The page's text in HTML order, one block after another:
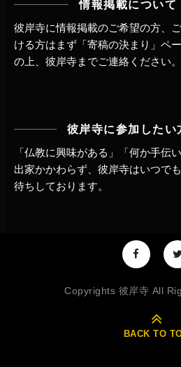
情報掲載について
彼岸寺に情報掲載のご希望の方、
ける方はまず 「寄稿の決まり」ペ
の上、 彼岸寺までご連絡 ください。
彼岸寺に参加したい
「仏教に興味がある」「何か手伝
出家かかわらず、 彼岸寺はいつで
待ちしております。
Copyrights 彼岸寺 All
BACK TO